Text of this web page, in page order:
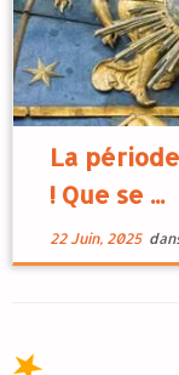
La
! Que se ...
22 Juin, 2025